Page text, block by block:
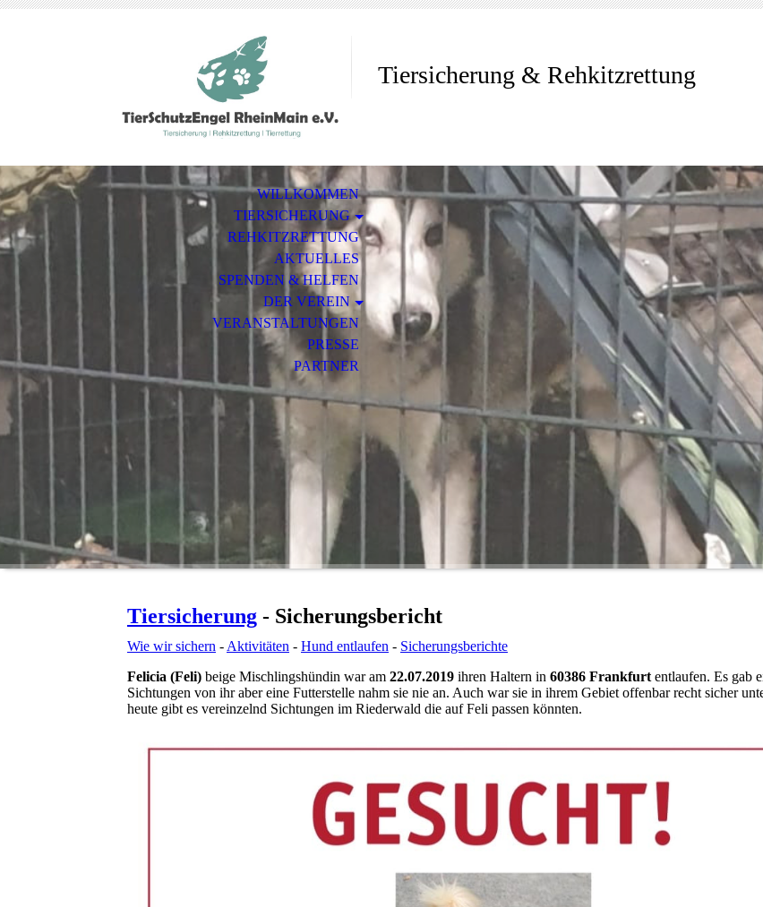
Tiersicherung & Rehkitzrettung
WILLKOMMEN
TIERSICHERUNG
REHKITZRETTUNG
AKTUELLES
SPENDEN & HELFEN
DER VEREIN
VERANSTALTUNGEN
PRESSE
PARTNER
Tiersicherung - Sicherungsbericht
Wie wir sichern - Aktivitäten - Hund entlaufen - Sicherungsberichte
Felicia (Feli) beige Mischlingshündin war am 22.07.2019 ihren Haltern in 60386 Frankfurt entlaufen. Es gab
Sichtungen von ihr aber eine Futterstelle nahm sie nie an. Auch war sie in ihrem Gebiet offenbar recht sicher
heute gibt es vereinzelnd Sichtungen im Riederwald die auf Feli passen könnten.